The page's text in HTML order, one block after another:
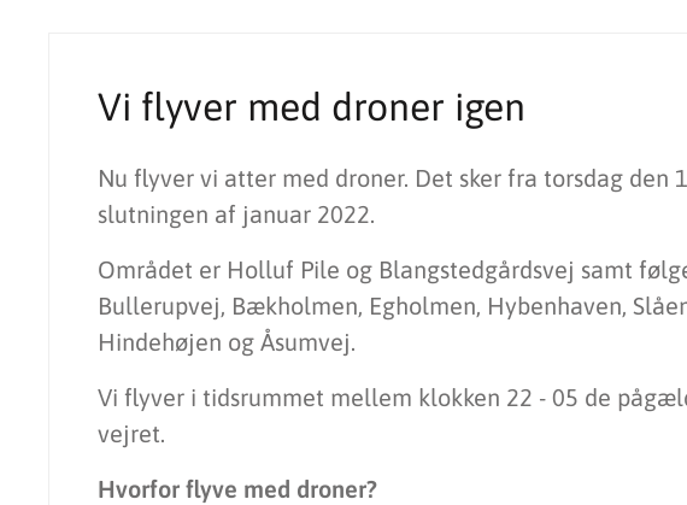
Vi flyver med droner igen
Nu flyver vi atter med droner. Det sker fra torsdag den
slutningen af januar 2022.
Området er Holluf Pile og Blangstedgårdsvej samt
Bullerupvej, Bækholmen, Egholmen, Hybenhaven,
Hindehøjen og Åsumvej.
Vi flyver i tidsrummet mellem klokken 22 - 05 de
vejret.
Hvorfor flyve med droner?